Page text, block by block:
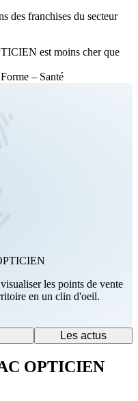
des franchises du secteur
est moins cher que
– Santé
les points de vente
en un clin d'oeil.
Les actus
OPTICIEN